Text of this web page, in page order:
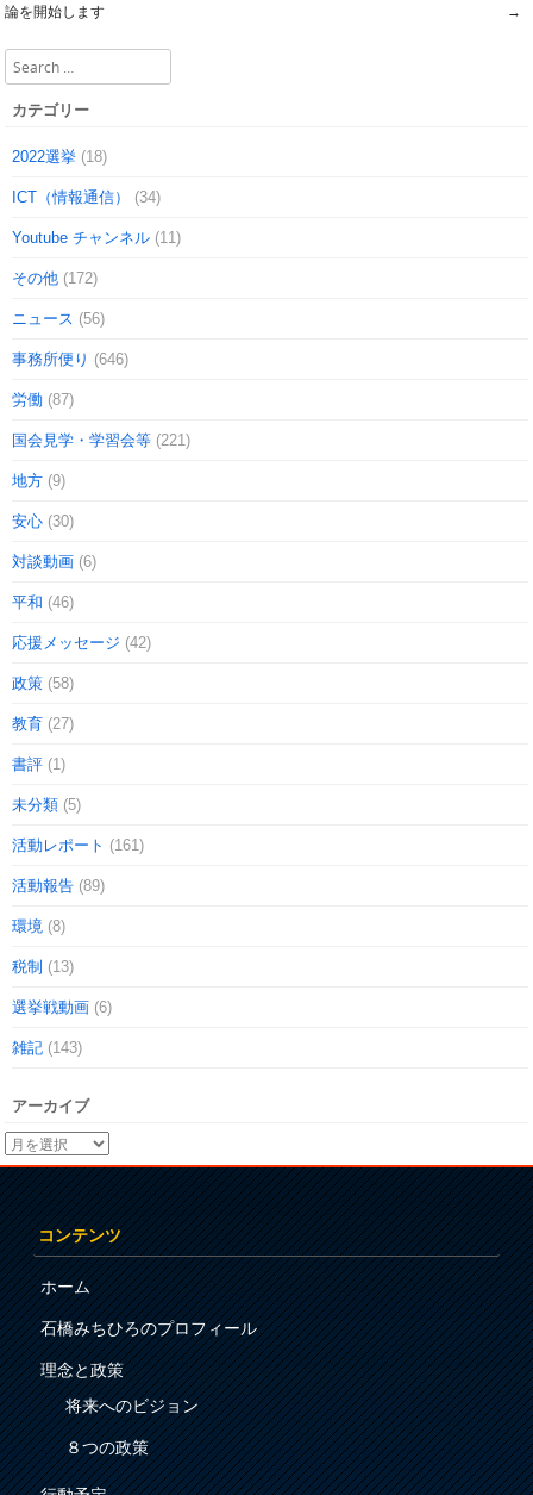
Post navigation
論を開始します
→
Search
カテゴリー
2022選挙 (18)
ICT（情報通信） (34)
Youtube チャンネル (11)
その他 (172)
ニュース (56)
事務所便り (646)
労働 (87)
国会見学・学習会等 (221)
地方 (9)
安心 (30)
対談動画 (6)
平和 (46)
応援メッセージ (42)
政策 (58)
教育 (27)
書評 (1)
未分類 (5)
活動レポート (161)
活動報告 (89)
環境 (8)
税制 (13)
選挙戦動画 (6)
雑記 (143)
アーカイブ
コンテンツ
ホーム
石橋みちひろのプロフィール
理念と政策
将来へのビジョン
８つの政策